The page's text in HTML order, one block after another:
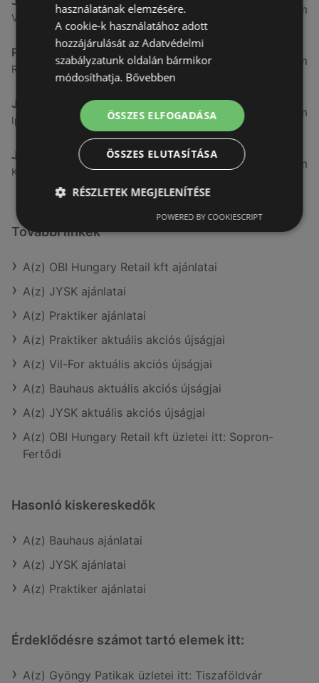
Varasd u. 16 16, 9700 Szombathely
51,2 km
Praktiker
Rozsnyó út 1. 1., 9700 Szombathely
51,39 km
JYSK
Ipar krt. 31 9400 Sopron, 9641 Sopron
53,03 km
JYSK
Körmendi út 86, 9700 Szombathely
53,2 km
További linkek
A(z) OBI Hungary Retail kft ajánlatai
A(z) JYSK ajánlatai
A(z) Praktiker ajánlatai
A(z) Praktiker aktuális akciós újságjai
A(z) Vil-For aktuális akciós újságjai
A(z) Bauhaus aktuális akciós újságjai
A(z) JYSK aktuális akciós újságjai
A(z) OBI Hungary Retail kft üzletei itt: Sopron-
Fertődi
Hasonló kiskereskedők
A(z) Bauhaus ajánlatai
A(z) JYSK ajánlatai
A(z) Praktiker ajánlatai
Érdeklődésre számot tartó elemek itt:
A(z) Gyöngy Patikak üzletei itt: Tiszaföldvár
használatának elemzésére.
A cookie-k használatához adott
hozzájárulását az Adatvédelmi
szabályzatunk oldalán bármikor
módosíthatja. Bővebben
ÖSSZES ELFOGADÁSA
ÖSSZES ELUTASÍTÁSA
RÉSZLETEK MEGJELENÍTÉSE
POWERED BY COOKIESCRIPT